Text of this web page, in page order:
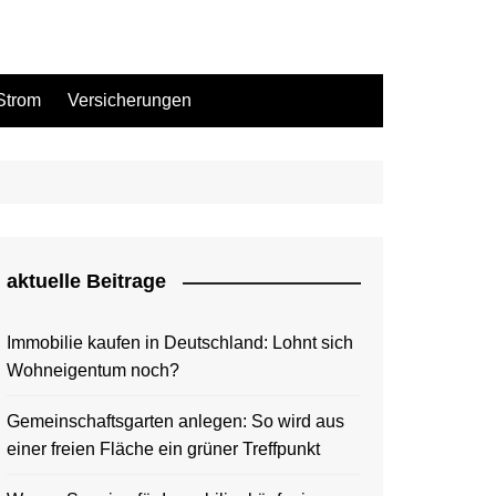
Versicherungen
aktuelle Beitrage
Immobilie kaufen in Deutschland: Lohnt sich
Wohneigentum noch?
Gemeinschaftsgarten anlegen: So wird aus
einer freien Fläche ein grüner Treffpunkt